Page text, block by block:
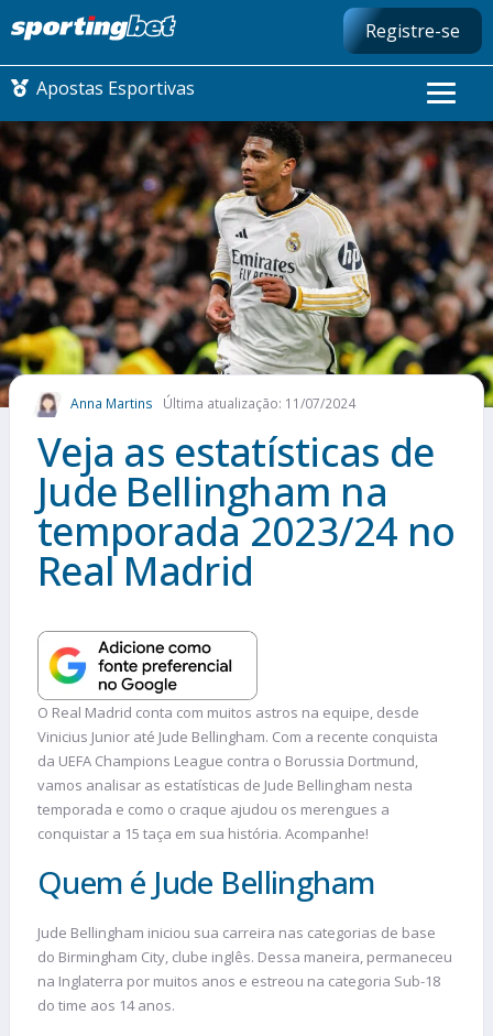
Registre-se
Apostas Esportivas
CONMEBOL LIBERTADORES
FUTEBOL NACIONAL
FUTEBOL INTERNACIONAL
COMO APOSTAR
MAIS ESPORTES
Anna Martins Última atualização: 11/07/2024
Veja as estatísticas de
Jude Bellingham na
temporada 2023/24 no
Real Madrid
O Real Madrid conta com muitos astros na equipe, desde
Vinicius Junior até Jude Bellingham. Com a recente conquista
da UEFA Champions League contra o Borussia Dortmund,
vamos analisar as estatísticas de Jude Bellingham nesta
temporada e como o craque ajudou os merengues a
conquistar a 15 taça em sua história. Acompanhe!
Quem é Jude Bellingham
Jude Bellingham iniciou sua carreira nas categorias de base
do Birmingham City, clube inglês. Dessa maneira, permaneceu
na Inglaterra por muitos anos e estreou na categoria Sub-18
do time aos 14 anos.